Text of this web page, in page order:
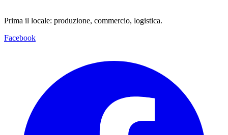
Prima il locale: produzione, commercio, logistica.
Facebook